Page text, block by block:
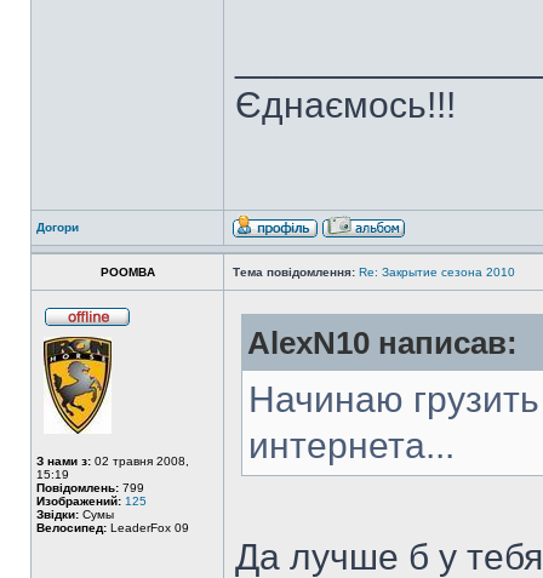
Єднаємось!!!
Догори
POOMBA Тема повідомлення: Re: Закрытие сезона 2010
З нами з: 02 травня 2008,
15:19
Повідомлень: 799
Изображений: 125
Звідки: Сумы
Велосипед: LeaderFox 09
AlexN10 написав:
Начинаю
интернета...
Да лучше б у